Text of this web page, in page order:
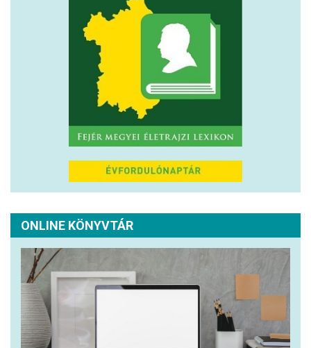
ONLINE KÖNYVTÁR